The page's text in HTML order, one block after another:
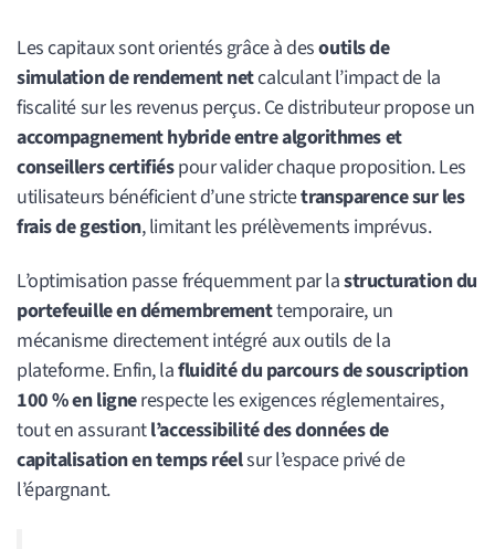
Les capitaux sont orientés grâce à desoutils de
simulation de rendement netcalculant l’impact de la
fiscalité sur les revenus perçus. Ce distributeur propose un
accompagnement hybride entre algorithmes et
conseillers certifiéspour valider chaque proposition. Les
utilisateurs bénéficient d’une strictetransparence sur les
frais de gestion, limitant les prélèvements imprévus.
L’optimisation passe fréquemment par lastructuration du
portefeuille en démembrementtemporaire, un
mécanisme directement intégré aux outils de la
plateforme. Enfin, lafluidité du parcours de souscription
100 % en lignerespecte les exigences réglementaires,
tout en assurantl’accessibilité des données de
capitalisation en temps réelsur l’espace privé de
l’épargnant.